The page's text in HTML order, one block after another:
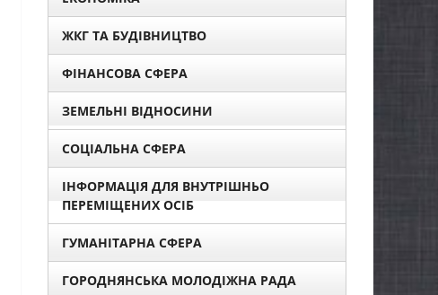
ЖКГ ТА БУДІВНИЦТВО
ФІНАНСОВА СФЕРА
ЗЕМЕЛЬНІ ВІДНОСИНИ
СОЦІАЛЬНА СФЕРА
ІНФОРМАЦІЯ ДЛЯ ВНУТРІШНЬО
ПЕРЕМІЩЕНИХ ОСІБ
ГУМАНІТАРНА СФЕРА
ГОРОДНЯНСЬКА МОЛОДІЖНА РАДА